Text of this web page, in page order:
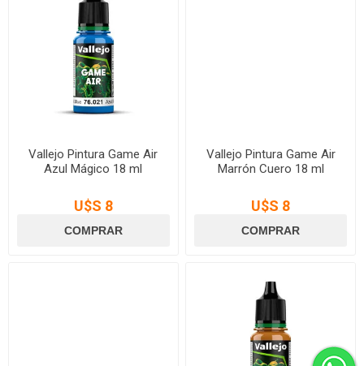
Vallejo Pintura Game Air
Azul Mágico 18 ml
U$S 8
Vallejo Pintura Game Air
Marrón Cuero 18 ml
U$S 8